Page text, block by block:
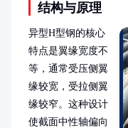
结构与原理
异型H型钢的核心
特点是翼缘宽度不
等，通常受压侧翼
缘较宽，受拉侧翼
缘较窄。这种设计
使截面中性轴偏向